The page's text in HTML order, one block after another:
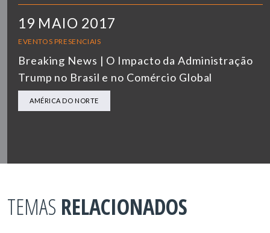
19 MAIO 2017
EVENTOS PRESENCIAIS
Breaking News | O Impacto da Administração
Trump no Brasil e no Comércio Global
AMÉRICA DO NORTE
TEMAS RELACIONADOS